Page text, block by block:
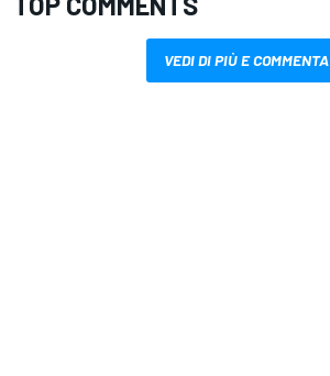
VEDI DI PIÙ E COMMENTA